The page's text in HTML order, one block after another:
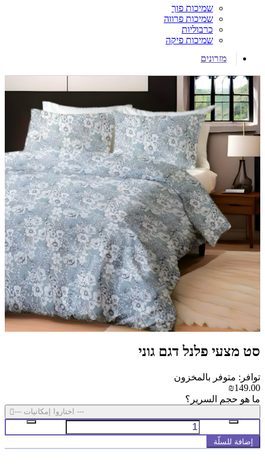
שמיכות פוך
שמיכות פרווה
כרבוליות
שמיכות פיקה
מזרונים
סט מצעי פלנל דגם גוני
توافر: متوفر بالمخزون
₪149.00
ما هو حجم السرير؟
--- اختاروا إمكانيات ---
إضافة للسلّة